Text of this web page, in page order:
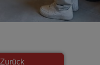
Zurück